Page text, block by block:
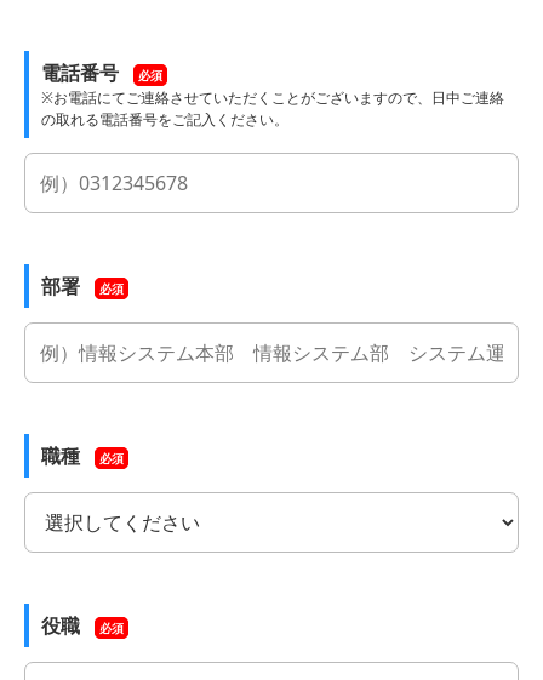
電話番号 必須
※お電話にてご連絡させていただくことがございますので、日中ご連絡
の取れる電話番号をご記入ください。
部署 必須
職種 必須
役職 必須